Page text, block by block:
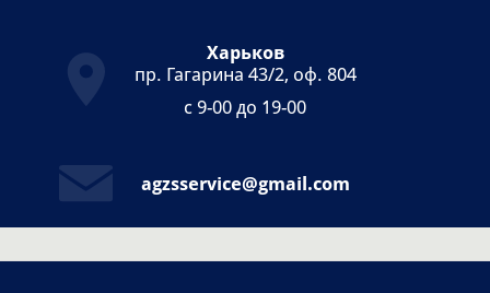
Харьков
пр. Гагарина 43/2, оф. 804
с 9-00 до 19-00
agzsservice@gmail.com